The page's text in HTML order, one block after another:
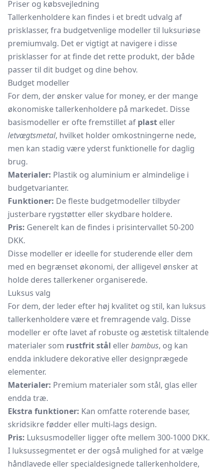
Priser og købsvejledning
Tallerkenholdere kan findes i et bredt udvalg af
prisklasser, fra budgetvenlige modeller til luksuriøse
premiumvalg. Det er vigtigt at navigere i disse
prisklasser for at finde det rette produkt, der både
passer til dit budget og dine behov.
Budget modeller
For dem, der ønsker value for money, er der mange
økonomiske tallerkenholdere på markedet. Disse
basismodeller er ofte fremstillet af plast eller
letvægtsmetal, hvilket holder omkostningerne nede,
men kan stadig være yderst funktionelle for daglig
brug.
Materialer: Plastik og aluminium er almindelige i
budgetvarianter.
Funktioner: De fleste budgetmodeller tilbyder
justerbare rygstøtter eller skydbare holdere.
Pris: Generelt kan de findes i prisintervallet 50-200
DKK.
Disse modeller er ideelle for studerende eller dem
med en begrænset økonomi, der alligevel ønsker at
holde deres tallerkener organiserede.
Luksus valg
For dem, der leder efter høj kvalitet og stil, kan luksus
tallerkenholdere være et fremragende valg. Disse
modeller er ofte lavet af robuste og æstetisk tiltalende
materialer som rustfrit stål ellerbambus, og kan
endda inkludere dekorative eller designprægede
elementer.
Materialer: Premium materialer som stål, glas eller
endda træ.
Ekstra funktioner: Kan omfatte roterende baser,
skridsikre fødder eller multi-lags design.
Pris: Luksusmodeller ligger ofte mellem 300-1000 DKK.
I luksussegmentet er der også mulighed for at vælge
håndlavede eller specialdesignede tallerkenholdere,